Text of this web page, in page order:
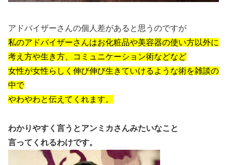
アドバイザーさんの個人差があると思うのですが
私のアドバイザーさんはお化粧品や美容器の使い方以外に
考え方や生き方、コミュニケーション術などなど
女性が女性らしく伸び伸び生きていけるような術を雑談の
中で
やわやわと伝えてくれます。
わかりやすく言うとアンミカさんみたいなこと
言ってくれるわけです。